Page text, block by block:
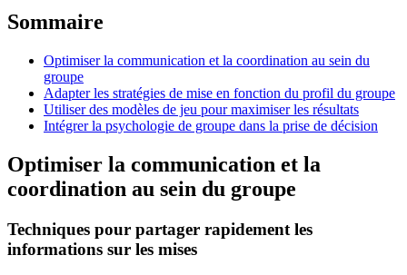
Sommaire
Optimiser la communication et la coordination au sein du
groupe
Adapter les stratégies de mise en fonction du profil du groupe
Utiliser des modèles de jeu pour maximiser les résultats
Intégrer la psychologie de groupe dans la prise de décision
Optimiser la communication et la
coordination au sein du groupe
Techniques pour partager rapidement les
informations sur les mises